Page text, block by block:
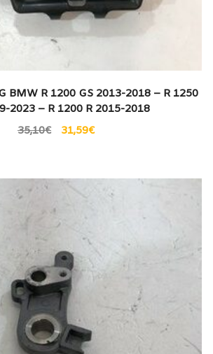
BMW R 1200 GS 2013-2018 – R 1250
2023 – R 1200 R 2015-2018
35,10€ 31,59€